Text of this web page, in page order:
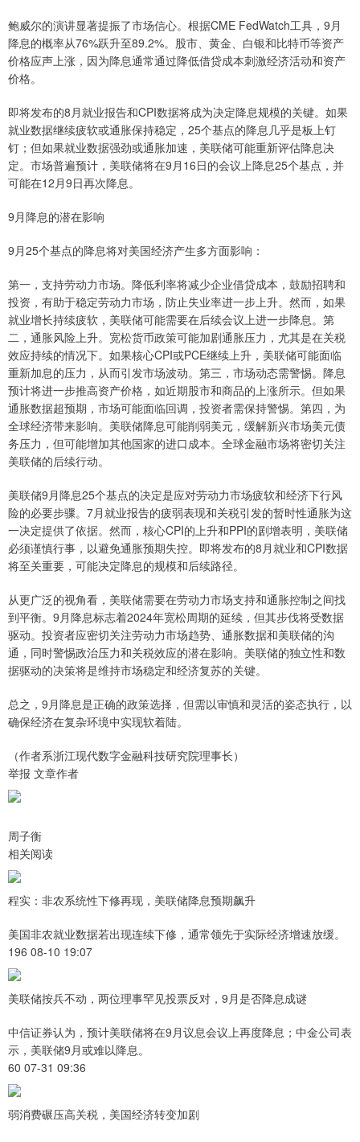
鲍威尔的演讲显著提振了市场信心。根据CME FedWatch工具，9月
降息的概率从76%跃升至89.2%。股市、黄金、白银和比特币等资产
价格应声上涨，因为降息通常通过降低借贷成本刺激经济活动和资产
价格。
即将发布的8月就业报告和CPI数据将成为决定降息规模的关键。如果
就业数据继续疲软或通胀保持稳定，25个基点的降息几乎是板上钉
钉；但如果就业数据强劲或通胀加速，美联储可能重新评估降息决
定。市场普遍预计，美联储将在9月16日的会议上降息25个基点，并
可能在12月9日再次降息。
9月降息的潜在影响
9月25个基点的降息将对美国经济产生多方面影响：
第一，支持劳动力市场。降低利率将减少企业借贷成本，鼓励招聘和
投资，有助于稳定劳动力市场，防止失业率进一步上升。然而，如果
就业增长持续疲软，美联储可能需要在后续会议上进一步降息。第
二，通胀风险上升。宽松货币政策可能加剧通胀压力，尤其是在关税
效应持续的情况下。如果核心CPI或PCE继续上升，美联储可能面临
重新加息的压力，从而引发市场波动。第三，市场动态需警惕。降息
预计将进一步推高资产价格，如近期股市和商品的上涨所示。但如果
通胀数据超预期，市场可能面临回调，投资者需保持警惕。第四，为
全球经济带来影响。美联储降息可能削弱美元，缓解新兴市场美元债
务压力，但可能增加其他国家的进口成本。全球金融市场将密切关注
美联储的后续行动。
美联储9月降息25个基点的决定是应对劳动力市场疲软和经济下行风
险的必要步骤。7月就业报告的疲弱表现和关税引发的暂时性通胀为这
一决定提供了依据。然而，核心CPI的上升和PPI的剧增表明，美联储
必须谨慎行事，以避免通胀预期失控。即将发布的8月就业和CPI数据
将至关重要，可能决定降息的规模和后续路径。
从更广泛的视角看，美联储需要在劳动力市场支持和通胀控制之间找
到平衡。9月降息标志着2024年宽松周期的延续，但其步伐将受数据
驱动。投资者应密切关注劳动力市场趋势、通胀数据和美联储的沟
通，同时警惕政治压力和关税效应的潜在影响。美联储的独立性和数
据驱动的决策将是维持市场稳定和经济复苏的关键。
总之，9月降息是正确的政策选择，但需以审慎和灵活的姿态执行，以
确保经济在复杂环境中实现软着陆。
（作者系浙江现代数字金融科技研究院理事长）
举报 文章作者
周子衡
相关阅读
程实：非农系统性下修再现，美联储降息预期飙升
美国非农就业数据若出现连续下修，通常领先于实际经济增速放缓。
196 08-10 19:07
美联储按兵不动，两位理事罕见投票反对，9月是否降息成谜
中信证券认为，预计美联储将在9月议息会议上再度降息；中金公司表
示，美联储9月或难以降息。
60 07-31 09:36
弱消费碾压高关税，美国经济转变加剧